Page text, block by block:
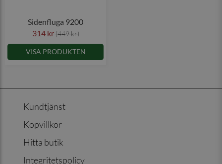
Sidenfluga 9200
314 kr(449 kr)
VISA PRODUKTEN
Kundtjänst
Köpvillkor
Hitta butik
Integritetspolicy